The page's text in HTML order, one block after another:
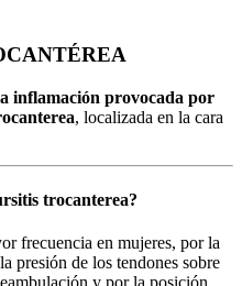
inflamación provocada por
, localizada en la cara
trocanterea?
frecuencia en mujeres, por la
presión de los tendones sobre
y por la posición